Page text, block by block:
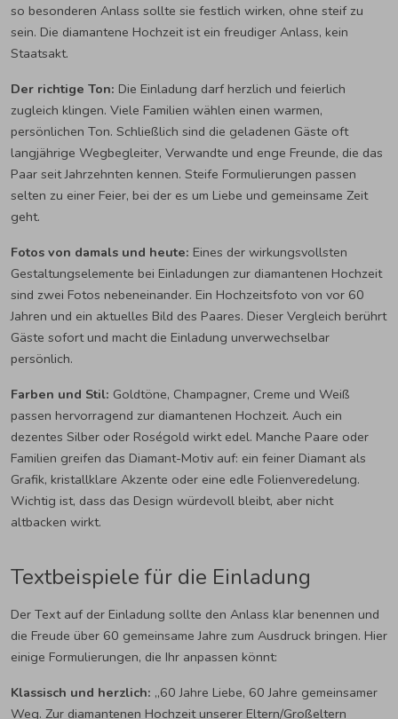
so besonderen Anlass sollte sie festlich wirken, ohne steif zu
sein. Die diamantene Hochzeit ist ein freudiger Anlass, kein
Staatsakt.
Der richtige Ton: Die Einladung darf herzlich und feierlich
zugleich klingen. Viele Familien wählen einen warmen,
persönlichen Ton. Schließlich sind die geladenen Gäste oft
langjährige Wegbegleiter, Verwandte und enge Freunde, die das
Paar seit Jahrzehnten kennen. Steife Formulierungen passen
selten zu einer Feier, bei der es um Liebe und gemeinsame Zeit
geht.
Fotos von damals und heute: Eines der wirkungsvollsten
Gestaltungselemente bei Einladungen zur diamantenen Hochzeit
sind zwei Fotos nebeneinander. Ein Hochzeitsfoto von vor 60
Jahren und ein aktuelles Bild des Paares. Dieser Vergleich berührt
Gäste sofort und macht die Einladung unverwechselbar
persönlich.
Farben und Stil: Goldtöne, Champagner, Creme und Weiß
passen hervorragend zur diamantenen Hochzeit. Auch ein
dezentes Silber oder Roségold wirkt edel. Manche Paare oder
Familien greifen das Diamant-Motiv auf: ein feiner Diamant als
Grafik, kristallklare Akzente oder eine edle Folienveredelung.
Wichtig ist, dass das Design würdevoll bleibt, aber nicht
altbacken wirkt.
Textbeispiele für die Einladung
Der Text auf der Einladung sollte den Anlass klar benennen und
die Freude über 60 gemeinsame Jahre zum Ausdruck bringen. Hier
einige Formulierungen, die Ihr anpassen könnt:
Klassisch und herzlich: „60 Jahre Liebe, 60 Jahre gemeinsamer
Weg. Zur diamantenen Hochzeit unserer Eltern/Großeltern